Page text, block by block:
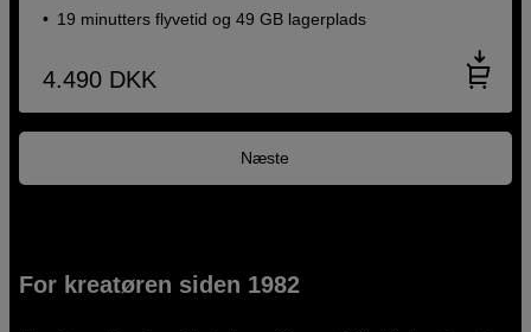
19 minutters flyvetid og 49 GB lagerplads
4.490 DKK
Næste
For kreatøren siden 1982